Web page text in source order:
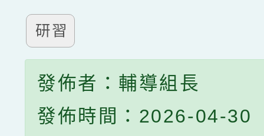
研習
發佈者：輔導組長
發佈時間：2026-04-30